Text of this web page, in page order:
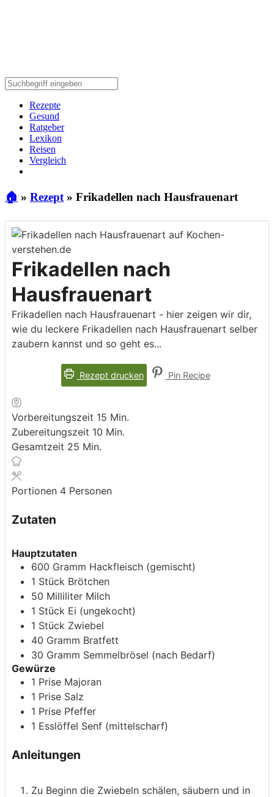
Rezepte
Gesund
Ratgeber
Lexikon
Reisen
Vergleich
🏠 » Rezept » Frikadellen nach Hausfrauenart
Frikadellen nach
Hausfrauenart
Frikadellen nach Hausfrauenart - hier zeigen wir dir,
wie du leckere Frikadellen nach Hausfrauenart selber
zaubern kannst und so geht es...
Rezept drucken Pin Recipe
Vorbereitungszeit 15 Minuten
Min.
Zubereitungszeit 10 Minuten
Min.
Gesamtzeit 25 Minuten
Min.
Portionen 4 Personen
Zutaten
Hauptzutaten
600 Gramm Hackfleisch (gemischt)
1 Stück Brötchen
50 Milliliter Milch
1 Stück Ei (ungekocht)
1 Stück Zwiebel
40 Gramm Bratfett
30 Gramm Semmelbrösel (nach Bedarf)
Gewürze
1 Prise Majoran
1 Prise Salz
1 Prise Pfeffer
1 Esslöffel Senf (mittelscharf)
Anleitungen
Zu Beginn die Zwiebeln schälen, säubern und in